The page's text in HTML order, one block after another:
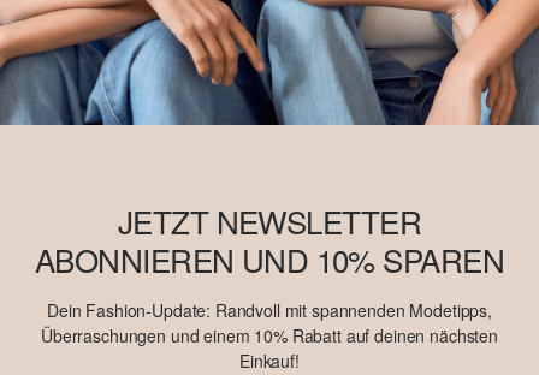
JETZT NEWSLETTER
ABONNIEREN UND 10% SPAREN
Dein Fashion-Update: Randvoll mit spannenden Modetipps,
Überraschungen und einem 10% Rabatt auf deinen nächsten
Einkauf!